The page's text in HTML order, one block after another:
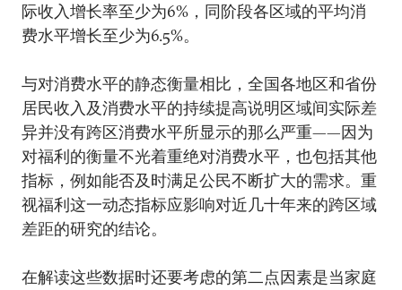
际收入增长率至少为6%，同阶段各区域的平均消
费水平增长至少为6.5%。
与对消费水平的静态衡量相比，全国各地区和省份
居民收入及消费水平的持续提高说明区域间实际差
异并没有跨区消费水平所显示的那么严重——因为
对福利的衡量不光着重绝对消费水平，也包括其他
指标，例如能否及时满足公民不断扩大的需求。重
视福利这一动态指标应影响对近几十年来的跨区域
差距的研究的结论。
在解读这些数据时还要考虑的第二点因素是当家庭